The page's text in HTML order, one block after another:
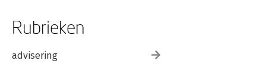
Rubrieken
advisering